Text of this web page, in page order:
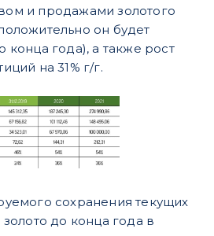
и продажами золотого
он будет
конца года), а также рост
на 31% г/г.
сохранения текущих
до конца года в